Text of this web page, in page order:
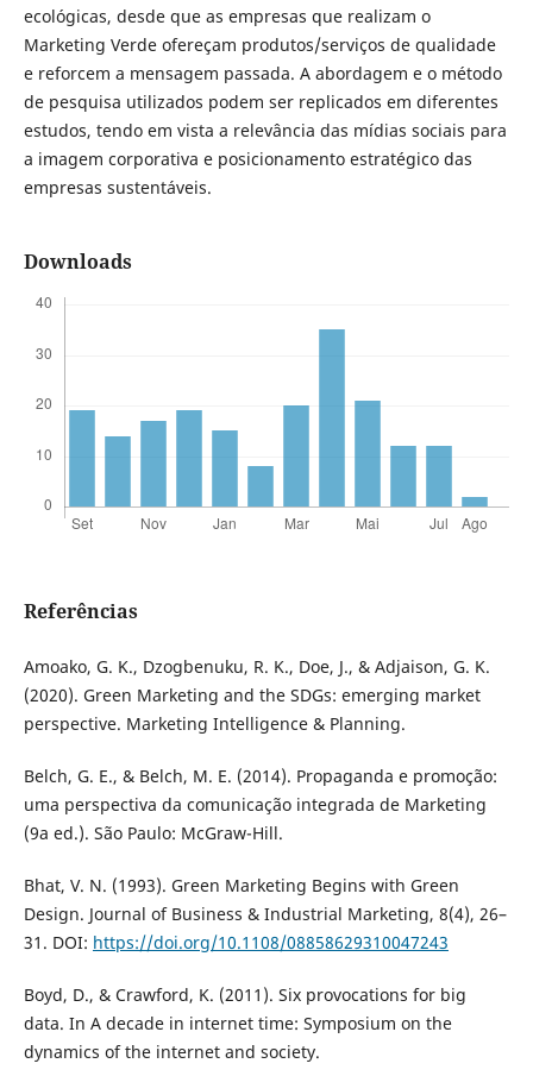
ecológicas, desde que as empresas que realizam o
Marketing Verde ofereçam produtos/serviços de qualidade
e reforcem a mensagem passada. A abordagem e o método
de pesquisa utilizados podem ser replicados em diferentes
estudos, tendo em vista a relevância das mídias sociais para
a imagem corporativa e posicionamento estratégico das
empresas sustentáveis.
Downloads
Referências
Amoako, G. K., Dzogbenuku, R. K., Doe, J., & Adjaison, G. K.
(2020). Green Marketing and the SDGs: emerging market
perspective. Marketing Intelligence & Planning.
Belch, G. E., & Belch, M. E. (2014). Propaganda e promoção:
uma perspectiva da comunicação integrada de Marketing
(9a ed.). São Paulo: McGraw-Hill.
Bhat, V. N. (1993). Green Marketing Begins with Green
Design. Journal of Business & Industrial Marketing, 8(4), 26–
31. DOI: https://doi.org/10.1108/08858629310047243
Boyd, D., & Crawford, K. (2011). Six provocations for big
data. In A decade in internet time: Symposium on the
dynamics of the internet and society.